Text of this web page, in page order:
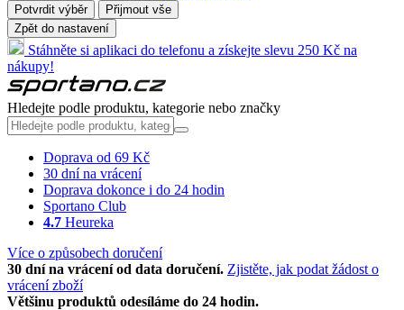
Potvrdit výběr
Přijmout vše
Zpět do nastavení
Stáhněte si aplikaci do telefonu a získejte slevu 250 Kč na
nákupy!
Hledejte podle produktu, kategorie nebo značky
Doprava od 69 Kč
30 dní na vrácení
Doprava dokonce i do 24 hodin
Sportano Club
4.7 Heureka
Více o způsobech doručení
30 dní na vrácení od data doručení. Zjistěte, jak podat žádost o
vrácení zboží
Většinu produktů odesíláme do 24 hodin.